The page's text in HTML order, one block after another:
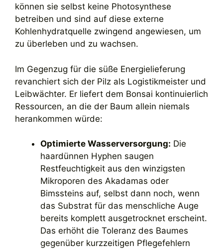
können sie selbst keine Photosynthese
betreiben und sind auf diese externe
Kohlenhydratquelle zwingend angewiesen, um
zu überleben und zu wachsen.
Im Gegenzug für die süße Energielieferung
revanchiert sich der Pilz als Logistikmeister und
Leibwächter. Er liefert dem Bonsai kontinuierlich
Ressourcen, an die der Baum allein niemals
herankommen würde:
Optimierte Wasserversorgung: Die
haardünnen Hyphen saugen
Restfeuchtigkeit aus den winzigsten
Mikroporen des Akadamas oder
Bimssteins auf, selbst dann noch, wenn
das Substrat für das menschliche Auge
bereits komplett ausgetrocknet erscheint.
Das erhöht die Toleranz des Baumes
gegenüber kurzzeitigen Pflegefehlern